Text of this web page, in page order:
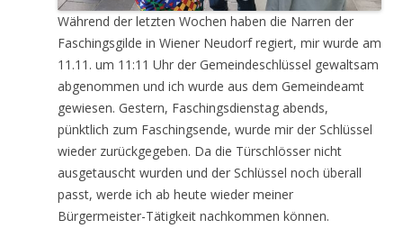
Während der letzten Wochen haben die Narren der
Faschingsgilde in Wiener Neudorf regiert, mir wurde am
11.11. um 11:11 Uhr der Gemeindeschlüssel gewaltsam
abgenommen und ich wurde aus dem Gemeindeamt
gewiesen. Gestern, Faschingsdienstag abends,
pünktlich zum Faschingsende, wurde mir der Schlüssel
wieder zurückgegeben. Da die Türschlösser nicht
ausgetauscht wurden und der Schlüssel noch überall
passt, werde ich ab heute wieder meiner
Bürgermeister-Tätigkeit nachkommen können.